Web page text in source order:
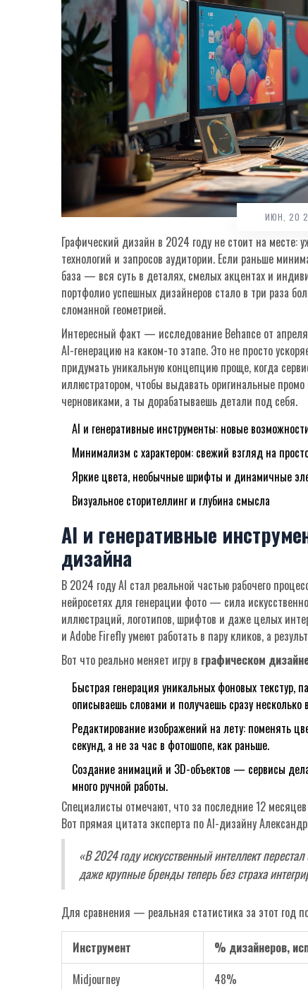
ИЮН, 20
Графический дизайн в 2024 году не стоит на
технологий и запросов аудитории. Если раньше
база — вся суть в деталях, смелых акцентах и
портфолио успешных дизайнеров стало в три раза
сломанной геометрией.
Интересный факт — исследование Behance от
AI-генерацию на каком-то этапе. Это не просто
придумать уникальную концепцию проще, когда
иллюстратором, чтобы выдавать оригинальные
черновиками, а ты дорабатываешь детали под себя.
AI и генеративные инструменты: новые
Минимализм с характером: свежий взгляд на
Яркие цвета, необычные шрифты и динамичные
Визуальное сторителлинг и глубина смысла
AI и генеративные
дизайна
В 2024 году AI стал реальной частью рабочего
нейросетях для генерации фото — сила
иллюстраций, логотипов, шрифтов и даже целых
и Adobe Firefly умеют работать в пару кликов, а
Вот что реально меняет игру в графическом
Быстрая генерация уникальных фоновых
описываешь словами и получаешь сразу несколько
Редактирование изображений на лету: поменять
секунд, а не за час в фотошопе, как раньше.
Создание анимаций и 3D-объектов — сервисы
много ручной работы.
Специалисты отмечают, что за последние 12
Вот прямая цитата эксперта по AI-дизайну
«В 2024 году искусственный интеллект
даже крупные бренды теперь без страха
Для сравнения — реальная статистика за этот год
Инструмент
% дизайнеров,
Midjourney
48%